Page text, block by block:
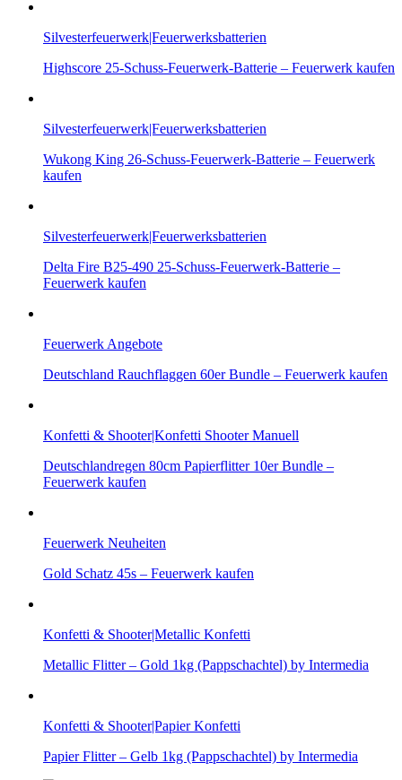
Silvesterfeuerwerk|Feuerwerksbatterien
Highscore 25-Schuss-Feuerwerk-Batterie – Feuerwerk kaufen
Silvesterfeuerwerk|Feuerwerksbatterien
Wukong King 26-Schuss-Feuerwerk-Batterie – Feuerwerk
kaufen
Silvesterfeuerwerk|Feuerwerksbatterien
Delta Fire B25-490 25-Schuss-Feuerwerk-Batterie –
Feuerwerk kaufen
Feuerwerk Angebote
Deutschland Rauchflaggen 60er Bundle – Feuerwerk kaufen
Konfetti & Shooter|Konfetti Shooter Manuell
Deutschlandregen 80cm Papierflitter 10er Bundle –
Feuerwerk kaufen
Feuerwerk Neuheiten
Gold Schatz 45s – Feuerwerk kaufen
Konfetti & Shooter|Metallic Konfetti
Metallic Flitter – Gold 1kg (Pappschachtel) by Intermedia
Konfetti & Shooter|Papier Konfetti
Papier Flitter – Gelb 1kg (Pappschachtel) by Intermedia